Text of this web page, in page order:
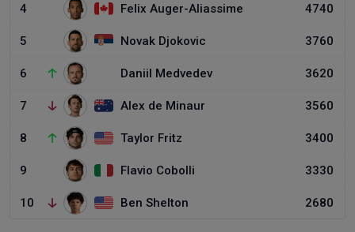
4 Felix Auger-Aliassime 4740
5 Novak Djokovic 3760
6 Daniil Medvedev 3620
7 Alex de Minaur 3560
8 Taylor Fritz 3400
9 Flavio Cobolli 3330
10 Ben Shelton 2680